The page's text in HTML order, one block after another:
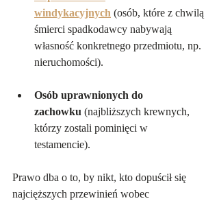
windykacyjnych (osób, które z chwilą
śmierci spadkodawcy nabywają
własność konkretnego przedmiotu, np.
nieruchomości).
Osób uprawnionych do
zachowku (najbliższych krewnych,
którzy zostali pominięci w
testamencie).
Prawo dba o to, by nikt, kto dopuścił się
najcięższych przewinień wobec